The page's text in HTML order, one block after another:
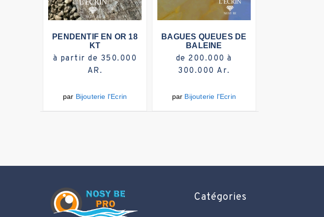
Plus d'infos
PENDENTIF EN OR 18
KT
à partir de 350.000
AR.
par Bijouterie l'Ecrin
Plus d'infos
BAGUES QUEUES DE
BALEINE
de 200.000 à
300.000 Ar.
par Bijouterie l'Ecrin
Catégories